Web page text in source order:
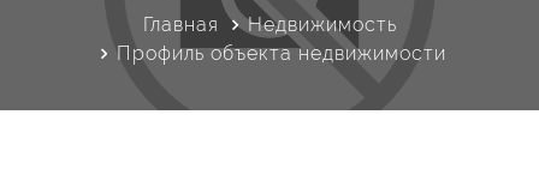
Главная
Недвижимость
Профиль объекта недвижимости